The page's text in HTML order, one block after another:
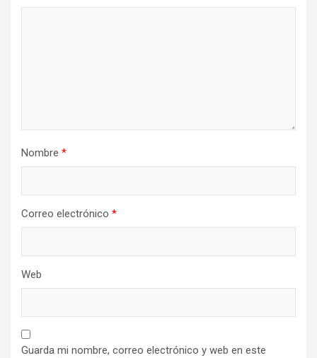
Nombre *
Correo electrónico *
Web
Guarda mi nombre, correo electrónico y web en este